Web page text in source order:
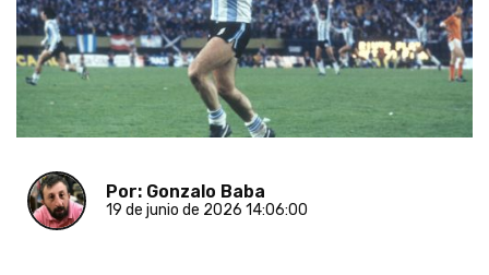
Por: Gonzalo Baba
19 de junio de 2026 14:06:00